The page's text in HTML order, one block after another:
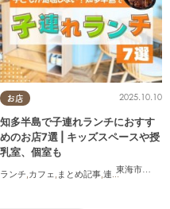
お店
東海市
,大府
2025.10.10
知多半島で子連れランチにおすす
めのお店7選 | キッズスペースや授
乳室、個室も
ランチ カフェ まとめ記事 連載 ,親子 個室